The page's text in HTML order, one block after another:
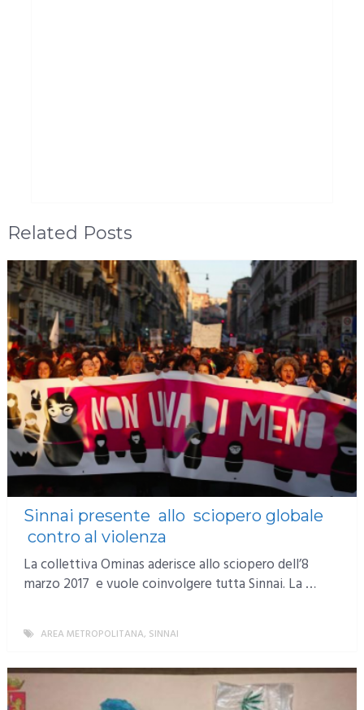
Related Posts
Sinnai presente allo sciopero globale
contro al violenza
La collettiva Ominas aderisce allo sciopero dell’8
marzo 2017 e vuole coinvolgere tutta Sinnai. La …
AREA METROPOLITANA, SINNAI